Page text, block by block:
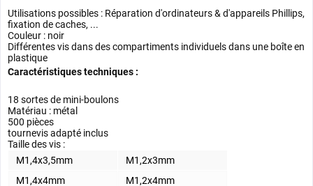
Utilisations possibles : Réparation d'ordinateurs & d'appareils Phillips,
fixation de caches, ...
Couleur : noir
Différentes vis dans des compartiments individuels dans une boîte en
plastique
Caractéristiques techniques :
18 sortes de mini-boulons
Matériau : métal
500 pièces
tournevis adapté inclus
Taille des vis :
M1,4x3,5mm
M1,2x3mm
M1,4x4mm
M1,2x4mm